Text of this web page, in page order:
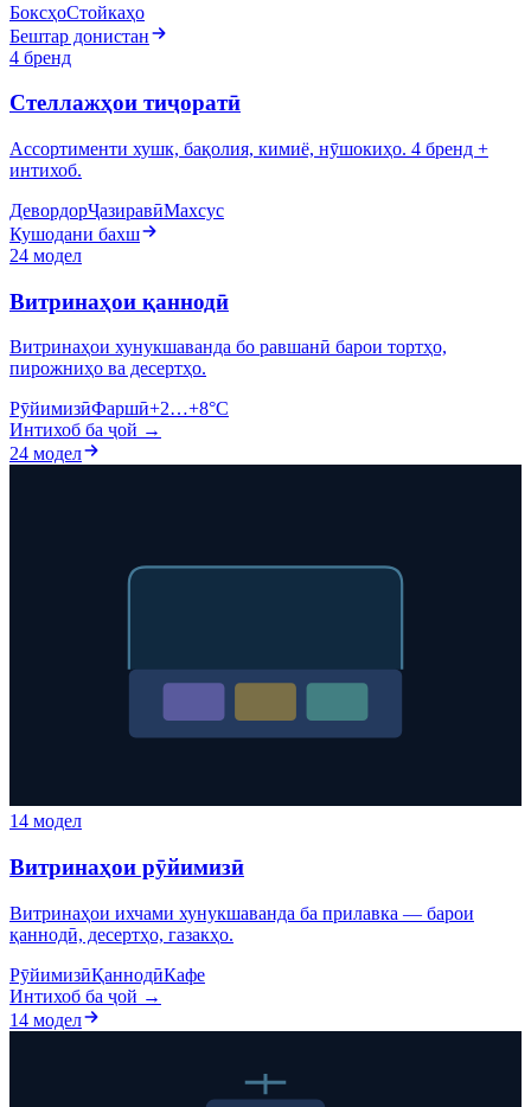
БоксҳоСтойкаҳо
Бештар донистан
4 бренд
Стеллажҳои тиҷоратӣ
Ассортименти хушк, бақолия, кимиё, нӯшокиҳо. 4 бренд +
интихоб.
ДевордорҶазиравӣМахсус
Кушодани бахш
24 модел
Витринаҳои қаннодӣ
Витринаҳои хунукшаванда бо равшанӣ барои тортҳо,
пирожниҳо ва десертҳо.
РӯйимизӣФаршӣ+2…+8°C
Интихоб ба ҷой →
24 модел
14 модел
Витринаҳои рӯйимизӣ
Витринаҳои ихчами хунукшаванда ба прилавка — барои
қаннодӣ, десертҳо, газакҳо.
РӯйимизӣҚаннодӣКафе
Интихоб ба ҷой →
14 модел